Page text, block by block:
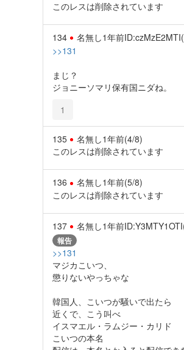
このレスは削除されています
134 名無し1年前
>>131
まじ？
ジョニーソマリ保有国ニダね。
1
135 名無し1年前(4/8)
このレスは削除されています
136 名無し1年前(5/8)
このレスは削除されています
137 名無し1年前
報告
>>131
マジカこいつ、
懲りないやっちゃな
韓国人、こいつが騒いで出たら
近くで、こう叫べ
イスマエル・ラムジー・カリド
こいつの本名